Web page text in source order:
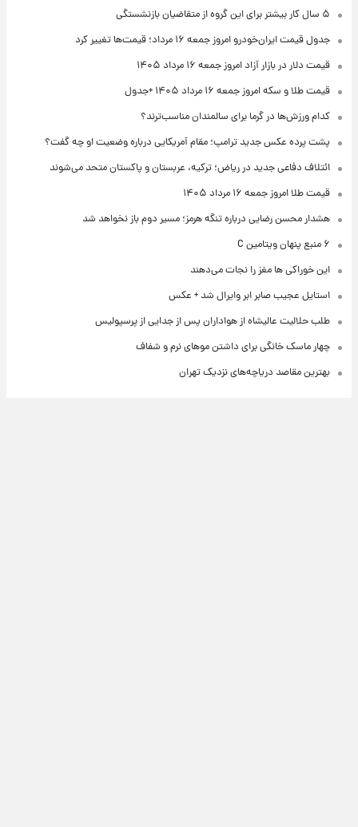
۵ سال کار بیشتر برای این گروه از متقاضیان بازنشستگی
جدول قیمت ایران‌خودرو امروز جمعه ۱۶ مرداد؛ قیمت‌ها تغییر کرد
قیمت دلار در بازار آزاد امروز جمعه ۱۶ مرداد ۱۴۰۵
قیمت طلا و سکه امروز جمعه ۱۶ مرداد ۱۴۰۵ +جدول
کدام ورزش‌ها در گرما برای سالمندان مناسب‌ترند؟
پشت پرده عکس جدید ترامپ؛ مقام آمریکایی درباره وضعیت او چه گفت؟
ائتلاف دفاعی جدید در ریاض؛ ترکیه، عربستان و پاکستان متحد می‌شوند
قیمت طلا امروز جمعه ۱۶ مرداد ۱۴۰۵
هشدار محسن رضایی درباره تنگه هرمز؛ مسیر دوم باز نخواهد شد
۶ منبع پنهان ویتامین C
این خوراکی ها مغز را نجات می‌دهند
استایل عجیب صابر ابر وایرال شد + عکس
طلب حلالیت عالیشاه از هواداران پس از جدایی از پرسپولیس
چهار ماسک خانگی برای داشتن موهای نرم و شفاف
بهترین مقاصد دریاچه‌های نزدیک تهران